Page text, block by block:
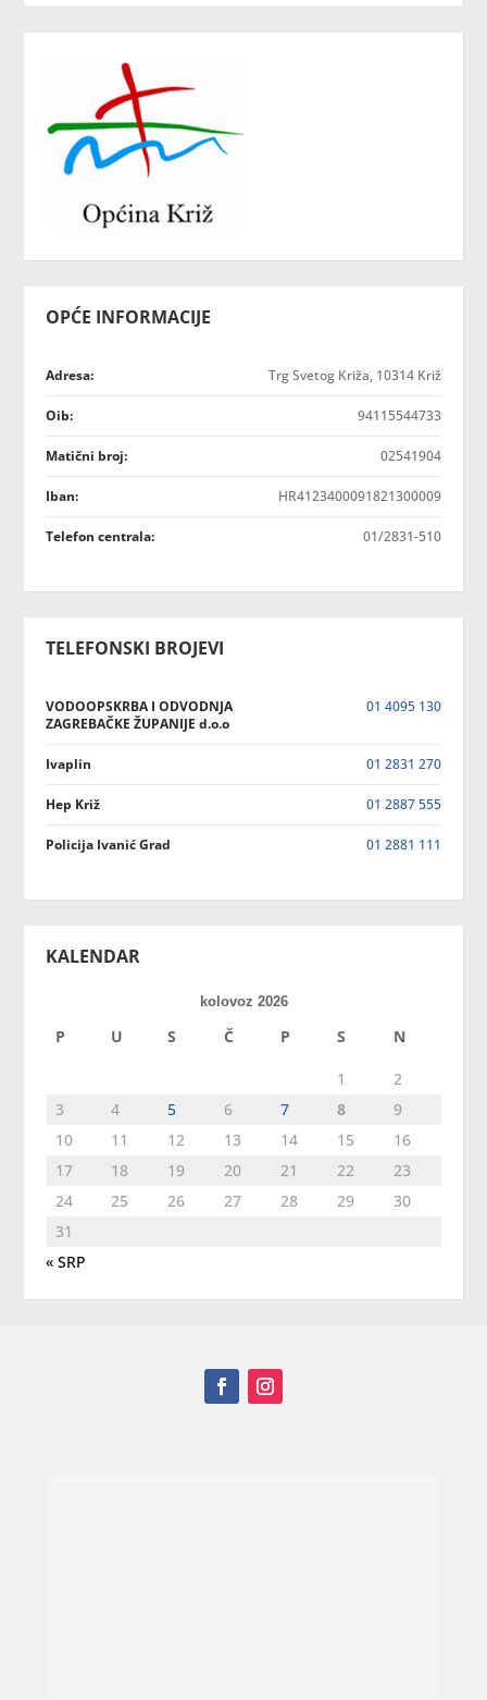
OPĆE INFORMACIJE
Adresa: Trg Svetog Križa, 10314 Križ
Oib: 94115544733
Matični broj: 02541904
Iban: HR4123400091821300009
Telefon centrala: 01/2831-510
TELEFONSKI BROJEVI
VODOOPSKRBA I ODVODNJA
ZAGREBAČKE ŽUPANIJE d.o.o
01 4095 130
Ivaplin 01 2831 270
Hep Križ 01 2887 555
Policija Ivanić Grad 01 2881 111
KALENDAR
kolovoz 2026
P U S Č P S N
1
2
3
4 5 6 7 8
9
10
11 12 13 14 15
16
17
18 19 20 21 22
23
24
25 26 27 28 29
30
31
« SRP